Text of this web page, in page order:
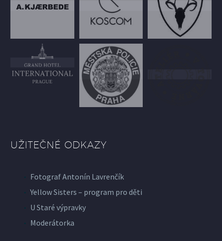
UŽITEČNÉ ODKAZY
Fotograf Antonín Lavrenčík
Yellow Sisters – program pro děti
U Staré výpravky
Moderátorka